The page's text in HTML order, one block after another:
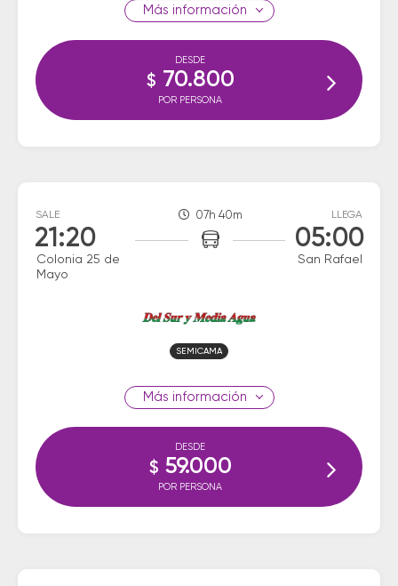
información
DESDE
$ 70.800
POR PERSONA
SALE
21:20
Colonia 25 de
Mayo
07h 40m LLEGA
05:00
San Rafael
SEMICAMA
información
DESDE
$ 59.000
POR PERSONA